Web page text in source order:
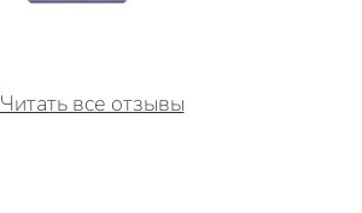
Читать все отзывы